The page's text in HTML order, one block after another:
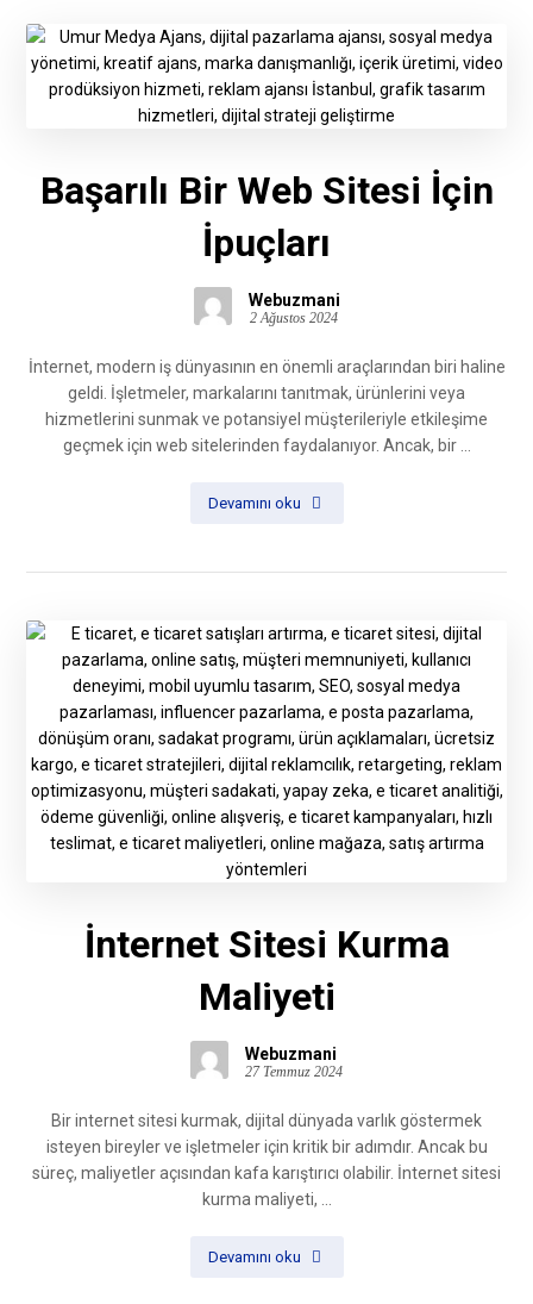
Başarılı Bir Web Sitesi İçin
İpuçları
Webuzmani
2 Ağustos 2024
İnternet, modern iş dünyasının en önemli araçlarından biri haline
geldi. İşletmeler, markalarını tanıtmak, ürünlerini veya
hizmetlerini sunmak ve potansiyel müşterileriyle etkileşime
geçmek için web sitelerinden faydalanıyor. Ancak, bir ...
Devamını oku
İnternet Sitesi Kurma
Maliyeti
Webuzmani
27 Temmuz 2024
Bir internet sitesi kurmak, dijital dünyada varlık göstermek
isteyen bireyler ve işletmeler için kritik bir adımdır. Ancak bu
süreç, maliyetler açısından kafa karıştırıcı olabilir. İnternet sitesi
kurma maliyeti, ...
Devamını oku